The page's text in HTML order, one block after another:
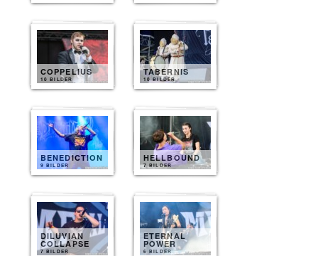
COPPELIUS
10 BILDER
TABERNIS
10 BILDER
BENEDICTION
9 BILDER
HELLBOUND
7 BILDER
DILUVIAN
COLLAPSE
7 BILDER
ETERNAL
POWER
6 BILDER